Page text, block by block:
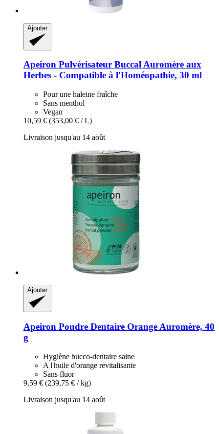
Ajouter
Apeiron Pulvérisateur Buccal Auromère aux
Herbes -​ Compatible à l'Homéopathie, 30 ml
Pour une haleine fraîche
Sans menthol
Vegan
10,59 € (353,00 € / L)
Livraison jusqu'au 14 août
Ajouter
Apeiron Poudre Dentaire Orange Auromère, 40
g
Hygiène bucco-dentaire saine
A l'huile d'orange revitalisante
Sans fluor
9,59 € (239,75 € / kg)
Livraison jusqu'au 14 août